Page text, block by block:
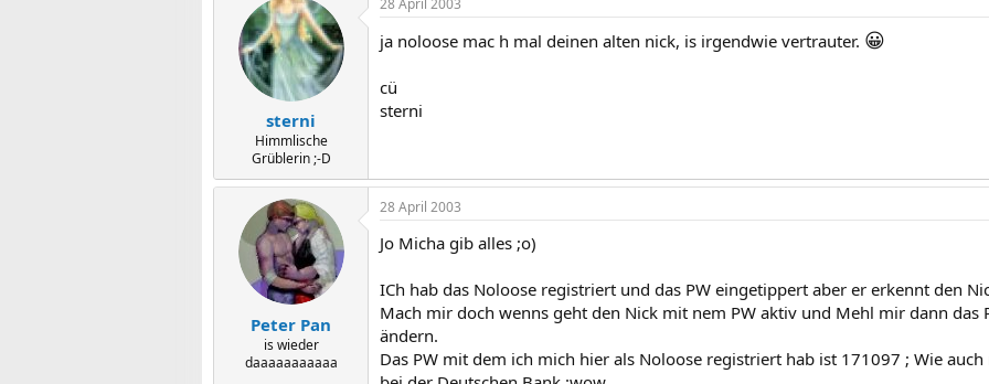
sterni
Himmlische
Grüblerin ;-D
ja noloose mac h mal deinen alten nick, is irgendwie vertrauter. 😀
cü
sterni
Peter Pan
is wieder
daaaaaaaaaaa
28 April 2003
Jo Micha gib alles ;o)
ICh hab das Noloose registriert und das PW eingetippert aber er erkennt den
Mach mir doch wenns geht den Nick mit nem PW aktiv und Mehl mir dann das
ändern.
Das PW mit dem ich mich hier als Noloose registriert hab ist 171097 ; Wie